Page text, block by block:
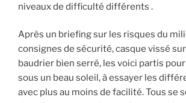
niveaux de difficulté différents .
Après un briefing sur les risques du
consignes de sécurité, casque vissé
baudrier bien serré, les voici partis
sous un beau soleil, à essayer les
avec plus au moins de facilité. Tous se